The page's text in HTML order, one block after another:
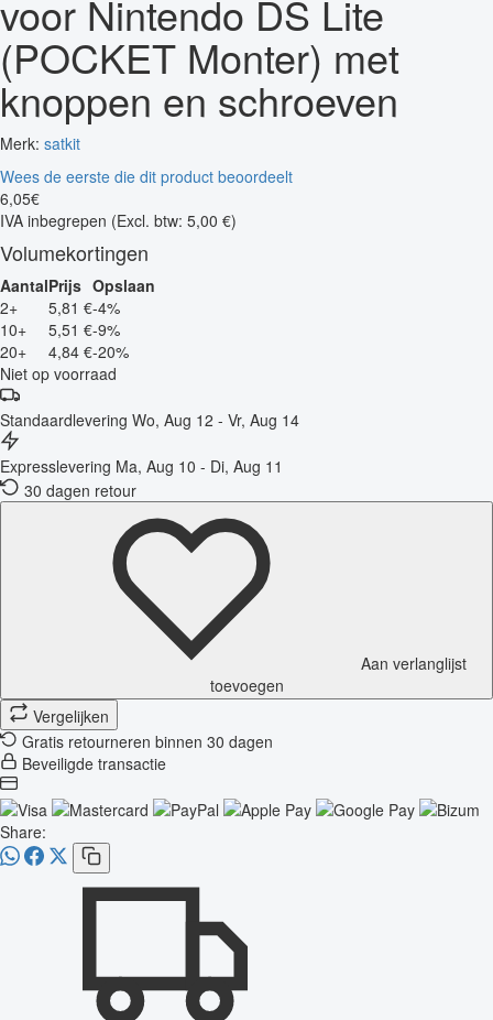
voor Nintendo DS Lite
(POCKET Monter) met
knoppen en schroeven
Merk: satkit
Wees de eerste die dit product beoordeelt
6,05€
IVA inbegrepen (Excl. btw: 5,00 €)
Volumekortingen
AantalPrijs Opslaan
2+
5,81 €-4%
10+
5,51 €-9%
20+
4,84 €-20%
Niet op voorraad
Standaardlevering Wo, Aug 12 - Vr, Aug 14
Expresslevering Ma, Aug 10 - Di, Aug 11
30 dagen retour
Aan verlanglijst
toevoegen
Vergelijken
Gratis retourneren binnen 30 dagen
Beveiligde transactie
Share: